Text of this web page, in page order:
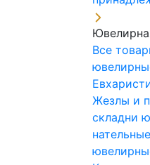
Все
Жезлы и
складни